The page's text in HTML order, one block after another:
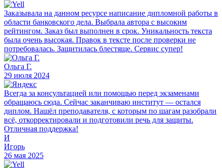
Заказывала на данном ресурсе написание дипломной работы в
области банковского дела. Выбрала автора с высоким
рейтингом. Заказ был выполнен в срок. Уникальность текста
была очень высокая. Правок в тексте после проверки не
потребовалась. Защитилась блестяще. Сервис супер!
Ольга Г.
29 июля 2024
Всегда за консультацией или помощью перед экзаменами
обращаюсь сюда. Сейчас заканчиваю институт — остался
диплом. Нашёл преподавателя, с которым по шагам разобрали
всё, откорректировали и подготовили речь для защиты.
Отличная поддержка!
И
Игорь
26 мая 2025